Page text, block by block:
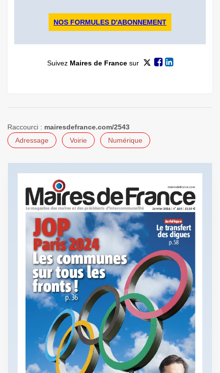
NOS FORMULES D'ABONNEMENT
Suivez Maires de Francesur
Raccourci : mairesdefrance.com/2543
Adressage
Voirie Numérique